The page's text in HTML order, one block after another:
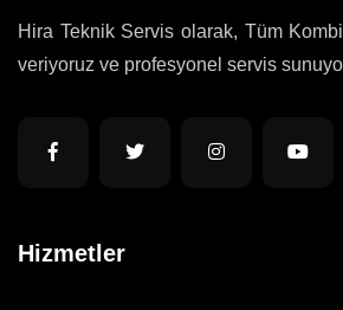
Hira Teknik Servis olarak, Tüm
veriyoruz ve profesyonel servis
Hizmetler